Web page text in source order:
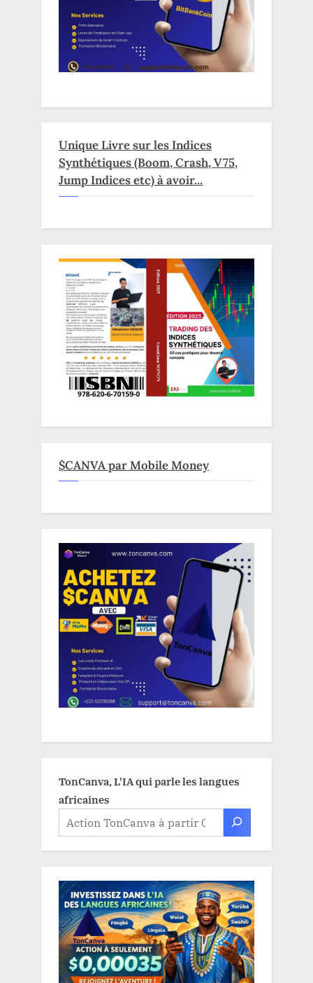
Unique Livre sur les Indices
Synthétiques (Boom, Crash, V75,
Jump Indices etc) à avoir...
$CANVA par Mobile Money
TonCanva, L'IA qui parle les langues
africaines